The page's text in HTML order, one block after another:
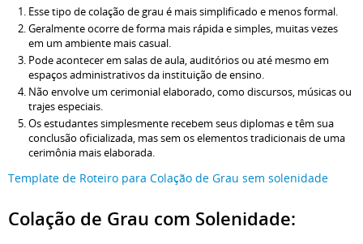
Esse tipo de colação de grau é mais simplificado e menos formal.
Geralmente ocorre de forma mais rápida e simples, muitas vezes
em um ambiente mais casual.
Pode acontecer em salas de aula, auditórios ou até mesmo em
espaços administrativos da instituição de ensino.
Não envolve um cerimonial elaborado, como discursos, músicas ou
trajes especiais.
Os estudantes simplesmente recebem seus diplomas e têm sua
conclusão oficializada, mas sem os elementos tradicionais de uma
cerimônia mais elaborada.
Template de Roteiro para Colação de Grau sem solenidade
Colação de Grau com Solenidade: